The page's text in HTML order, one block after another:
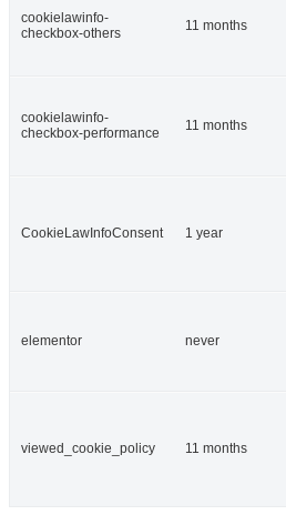
cookielawinfo-
checkbox-others
11 months
cookielawinfo-
checkbox-performance
11 months
CookieLawInfoConsent 1 year
elementor never
viewed_cookie_policy 11 months